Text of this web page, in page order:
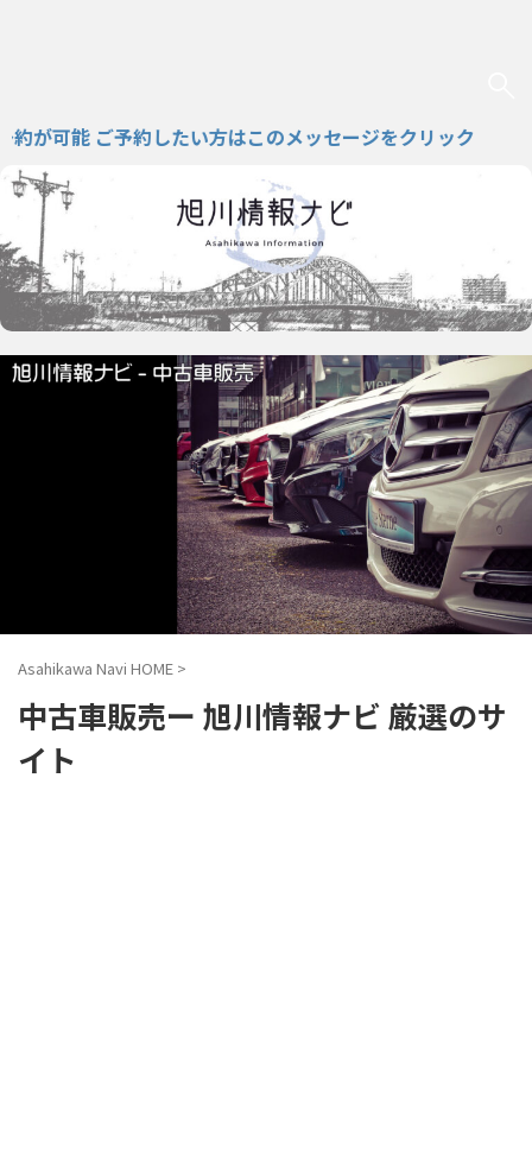
能 ご予約したい方はこのメッセージをクリック
Asahikawa Navi HOME >
中古車販売ー 旭川情報ナビ 厳選のサ
イト